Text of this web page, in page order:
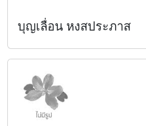
บุญเลื่อน หงสประภาส